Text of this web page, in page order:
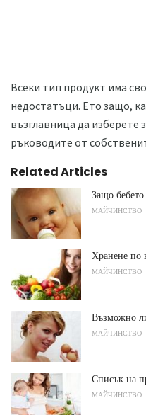
Всеки тип продукт има
недостатъци. Ето защо,
възглавница да изберете
ръководите от
Related Articles
Защо
МАЙЧИНСТВО
Хранене по
МАЙЧИНСТВО
Възможно
МАЙЧИНСТВО
Списък на
МАЙЧИНСТВО